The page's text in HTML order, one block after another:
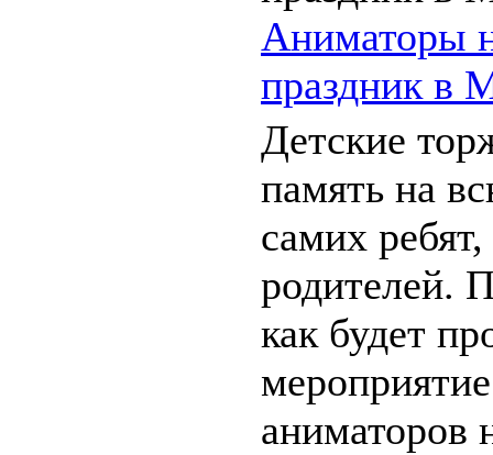
Аниматоры
праздник в
Детские
память на
самих
родителей.
как будет
мероприятие
аниматоров